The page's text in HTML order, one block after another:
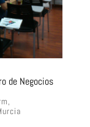
de Negocios
,